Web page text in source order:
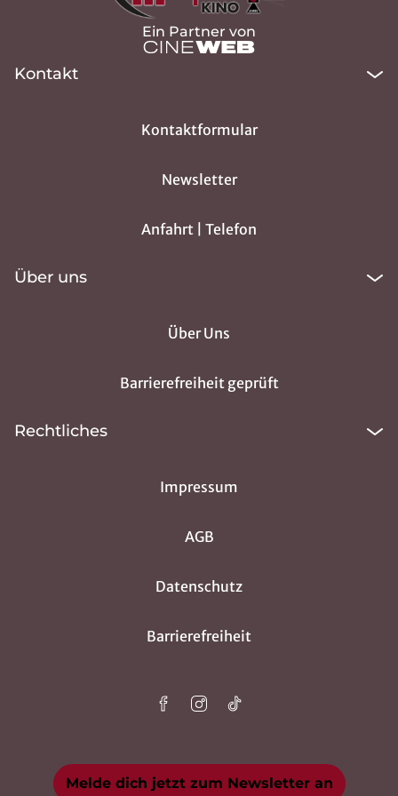
Ein Partner von
Kontakt
Kontaktformular
Newsletter
Anfahrt | Telefon
Über uns
Über Uns
Barrierefreiheit geprüft
Rechtliches
Impressum
AGB
Datenschutz
Barrierefreiheit
Melde dich jetzt zum Newsletter an